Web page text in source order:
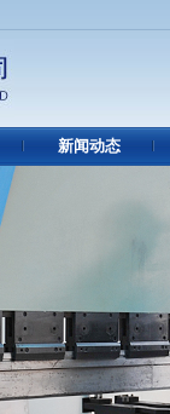
新闻动态